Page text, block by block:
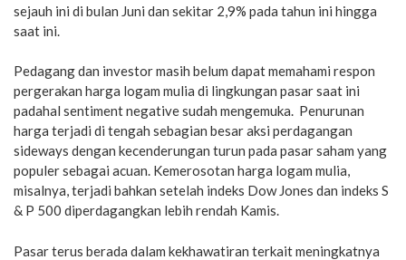
sejauh ini di bulan Juni dan sekitar 2,9% pada tahun ini hingga
saat ini.
Pedagang dan investor masih belum dapat memahami respon
pergerakan harga logam mulia di lingkungan pasar saat ini
padahal sentiment negative sudah mengemuka. Penurunan
harga terjadi di tengah sebagian besar aksi perdagangan
sideways dengan kecenderungan turun pada pasar saham yang
populer sebagai acuan. Kemerosotan harga logam mulia,
misalnya, terjadi bahkan setelah indeks Dow Jones dan indeks S
& P 500 diperdagangkan lebih rendah Kamis.
Pasar terus berada dalam kekhawatiran terkait meningkatnya